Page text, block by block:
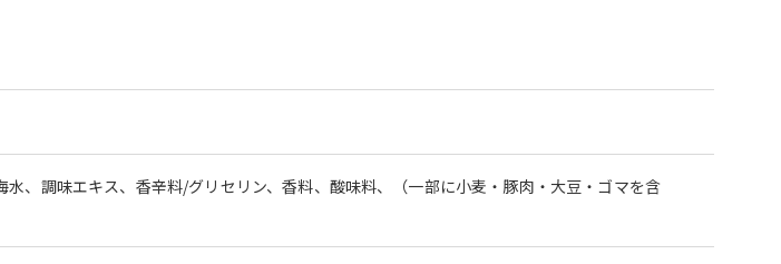
、調味エキス、香辛料/グリセリン、香料、酸味料、（一部に小麦・豚肉・大豆・ゴマを含